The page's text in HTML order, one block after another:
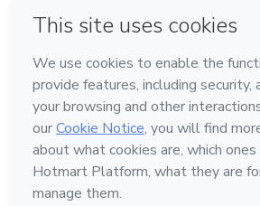
Hecho con❤ en Ciudad de México
Conoce Hotmart
Idioma
Español